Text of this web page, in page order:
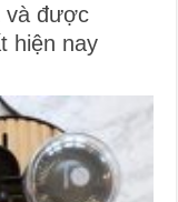
và được
hiện nay